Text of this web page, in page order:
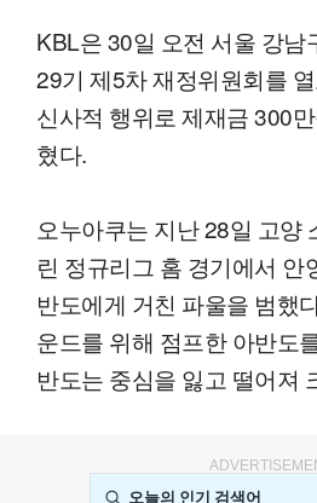
KBL은 30일 오전 서울 강남
29기 제5차 재정위원회를
신사적 행위로 제재금 300
혔다.
오누아쿠는 지난 28일 고양
린 정규리그 홈 경기에서 안
반도에게 거친 파울을 범했
운드를 위해 점프한 아반도
반도는 중심을 잃고 떨어져